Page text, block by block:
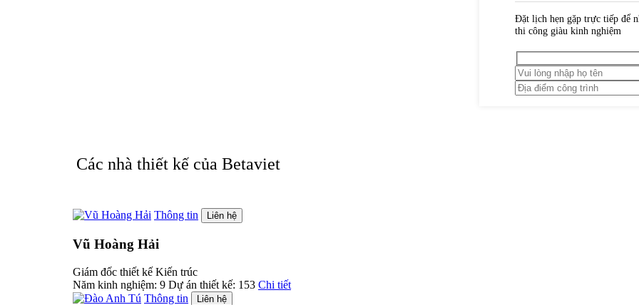
Đặt lịch hẹn gặp trực tiếp để
thi công giàu kinh nghiệm
Các nhà thiết kế của Betaviet
Thông tin Liên hệ
Vũ Hoàng Hải
Giám đốc thiết kế Kiến trúc
Năm kinh nghiệm: 9 Dự án thiết kế: 153 Chi tiết
Thông tin
Liên hệ